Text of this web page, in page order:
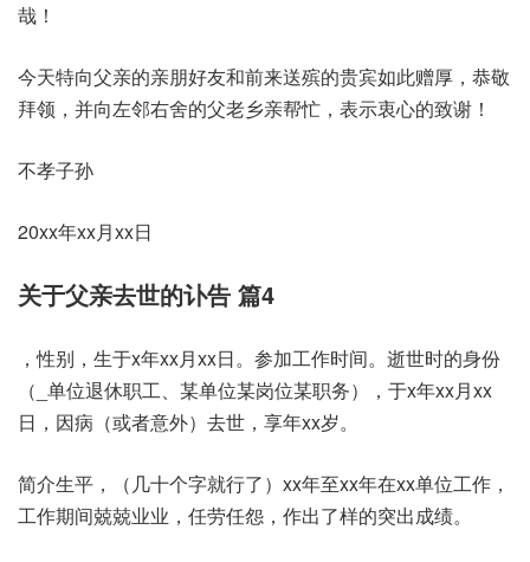
哉！
今天特向父亲的亲朋好友和前来送殡的贵宾如此赠厚，恭敬
拜领，并向左邻右舍的父老乡亲帮忙，表示衷心的致谢！
不孝子孙
20xx年xx月xx日
关于父亲去世的讣告 篇4
，性别，生于x年xx月xx日。参加工作时间。逝世时的身份
（_单位退休职工、某单位某岗位某职务），于x年xx月xx
日，因病（或者意外）去世，享年xx岁。
简介生平，（几十个字就行了）xx年至xx年在xx单位工作，
工作期间兢兢业业，任劳任怨，作出了样的突出成绩。